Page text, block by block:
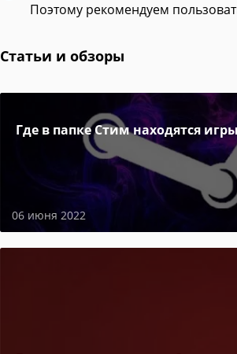
Поэтому рекомендуем
Статьи и обзоры
Где в папке Стим находятся игры
06 июня 2022